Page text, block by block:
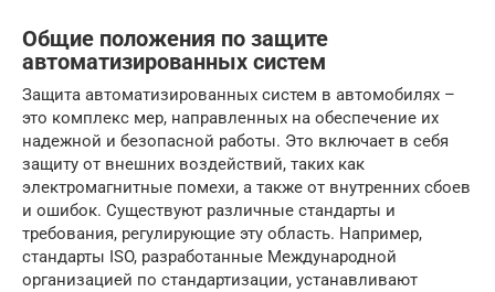
Общие положения по защите
автоматизированных систем
Защита автоматизированных систем в автомобилях –
это комплекс мер, направленных на обеспечение их
надежной и безопасной работы. Это включает в себя
защиту от внешних воздействий, таких как
электромагнитные помехи, а также от внутренних сбоев
и ошибок. Существуют различные стандарты и
требования, регулирующие эту область. Например,
стандарты ISO, разработанные Международной
организацией по стандартизации, устанавливают